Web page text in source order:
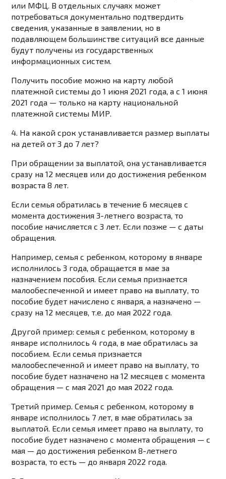
или МФЦ. В отдельных случаях может
потребоваться документально подтвердить
сведения, указанные в заявлении, но в
подавляющем большинстве ситуаций все данные
будут получены из государственных
информационных систем.
Получить пособие можно на карту любой
платежной системы до 1 июня 2021 года, а с 1 июня
2021 года — только на карту национальной
платежной системы МИР.
4. На какой срок устанавливается размер выплаты
на детей от 3 до 7 лет?
При обращении за выплатой, она устанавливается
сразу на 12 месяцев или до достижения ребенком
возраста 8 лет.
Если семья обратилась в течение 6 месяцев с
момента достижения 3-летнего возраста, то
пособие начисляется с 3 лет. Если позже — с даты
обращения.
Например, семья с ребенком, которому в январе
исполнилось 3 года, обращается в мае за
назначением пособия. Если семья признается
малообеспеченной и имеет право на выплату, то
пособие будет начислено с января, а назначено —
сразу на 12 месяцев, т.е. до мая 2022 года.
Другой пример: семья с ребенком, которому в
январе исполнилось 4 года, в мае обратилась за
пособием. Если семья признается
малообеспеченной и имеет право на выплату, то
пособие будет назначено на 12 месяцев с момента
обращения — с мая 2021 до мая 2022 года.
Третий пример. Семья с ребенком, которому в
январе исполнилось 7 лет, в мае обратилась за
выплатой. Если семья имеет право на выплату, то
пособие будет назначено с момента обращения — с
мая — до достижения ребенком 8-летнего
возраста, то есть — до января 2022 года.